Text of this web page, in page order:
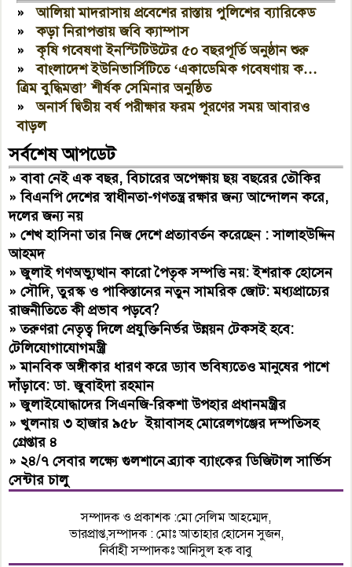
»আলিয়া মাদরাসায় প্রবেশের রাস্তায় পুলিশের ব্যারিকেড
»কড়া নিরাপত্তায় জবি ক্যাম্পাস
»কৃষি গবেষণা ইনস্টিটিউটের ৫০ বছরপূর্তি অনুষ্ঠান শুরু
»বাংলাদেশ ইউনিভার্সিটিতে ‘একাডেমিক গবেষণায় ক…
ত্রিম বুদ্ধিমত্তা’ শীর্ষক সেমিনার অনুষ্ঠিত
»অনার্স দ্বিতীয় বর্ষ পরীক্ষার ফরম পূরণের সময় আবারও
বাড়ল
সর্বশেষ আপডেট
»বাবা নেই এক বছর, বিচারের অপেক্ষায় ছয় বছরের তৌকির
»বিএনপি দেশের স্বাধীনতা-গণতন্ত্র রক্ষার জন্য আন্দোলন করে,
দলের জন্য নয়
»শেখ হাসিনা তার নিজ দেশে প্রত্যাবর্তন করেছেন : সালাহউদ্দিন
আহমদ
»জুলাই গণঅভ্যুত্থান কারো পৈতৃক সম্পত্তি নয়: ইশরাক হোসেন
»সৌদি, তুরস্ক ও পাকিস্তানের নতুন সামরিক জোট: মধ্যপ্রাচ্যের
রাজনীতিতে কী প্রভাব পড়বে?
»তরুণরা নেতৃত্ব দিলে প্রযুক্তিনির্ভর উন্নয়ন টেকসই হবে:
টেলিযোগাযোগমন্ত্রী
»মানবিক অঙ্গীকার ধারণ করে ড্যাব ভবিষ্যতেও মানুষের পাশে
দাঁড়াবে: ডা. জুবাইদা রহমান
»জুলাইযোদ্ধাদের সিএনজি-রিকশা উপহার প্রধানমন্ত্রীর
»খুলনায় ৩ হাজার ৯৫৮ ইয়াবাসহ মোরেলগঞ্জের দম্পতিসহ
গ্রেপ্তার ৪
»২৪/৭ সেবার লক্ষ্যে গুলশানে ব্র্যাক ব্যাংকের ডিজিটাল সার্ভিস
সেন্টার চালু
সম্পাদক ও প্রকাশক :মো সেলিম আহম্মেদ,
ভারপ্রাপ্ত,সম্পাদক : মোঃ আতাহার হোসেন সুজন,
নির্বাহী সম্পাদকঃ আনিসুল হক বাবু